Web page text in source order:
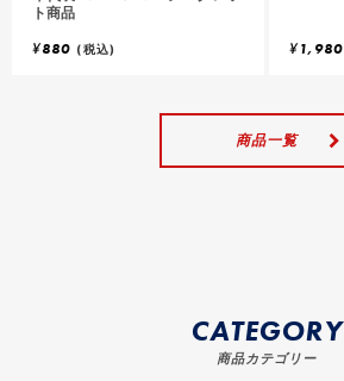
ト商品
¥880 (税込) ¥1,980
商品一覧
CATEGORY
商品カテゴリー